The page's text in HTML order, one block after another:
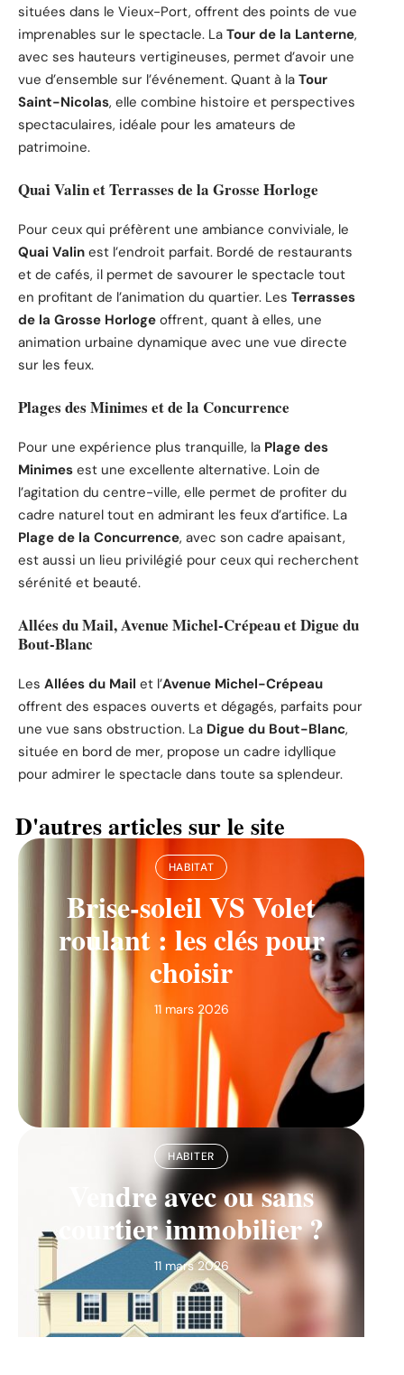
situées dans le Vieux-Port, offrent des points de vue
imprenables sur le spectacle. La Tour de la Lanterne,
avec ses hauteurs vertigineuses, permet d’avoir une
vue d’ensemble sur l’événement. Quant à la Tour
Saint-Nicolas, elle combine histoire et perspectives
spectaculaires, idéale pour les amateurs de
patrimoine.
Quai Valin et Terrasses de la Grosse Horloge
Pour ceux qui préfèrent une ambiance conviviale, le
Quai Valin est l’endroit parfait. Bordé de restaurants
et de cafés, il permet de savourer le spectacle tout
en profitant de l’animation du quartier. Les Terrasses
de la Grosse Horloge offrent, quant à elles, une
animation urbaine dynamique avec une vue directe
sur les feux.
Plages des Minimes et de la Concurrence
Pour une expérience plus tranquille, la Plage des
Minimes est une excellente alternative. Loin de
l’agitation du centre-ville, elle permet de profiter du
cadre naturel tout en admirant les feux d’artifice. La
Plage de la Concurrence, avec son cadre apaisant,
est aussi un lieu privilégié pour ceux qui recherchent
sérénité et beauté.
Allées du Mail, Avenue Michel-Crépeau et Digue du
Bout-Blanc
Les Allées du Mail et l’Avenue Michel-Crépeau
offrent des espaces ouverts et dégagés, parfaits pour
une vue sans obstruction. La Digue du Bout-Blanc,
située en bord de mer, propose un cadre idyllique
pour admirer le spectacle dans toute sa splendeur.
D'autres articles sur le site
HABITAT
Brise-soleil VS Volet
roulant : les clés pour
choisir
11 mars 2026
HABITER
Vendre avec ou sans
courtier immobilier ?
11 mars 2026